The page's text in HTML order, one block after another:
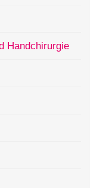
Handchirurgie